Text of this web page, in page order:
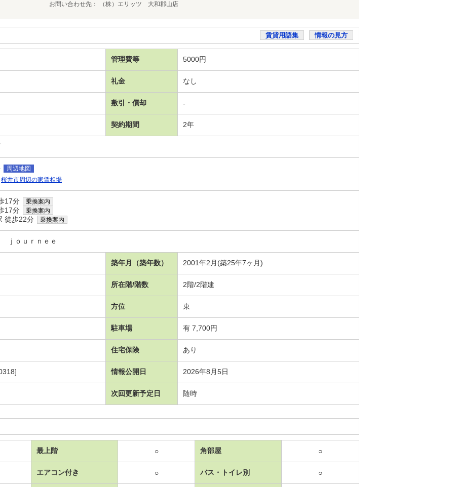
お問い合わせ先 （株）エリッツ 大和郡山店
賃貸用語集 情報の見方
管理費等 5000円
礼金 なし
敷引・償却 -
契約期間 2年
周辺地図
桜井市周辺の家賃相場
17分 乗換案内
17分 乗換案内
徒歩22分 乗換案内
ｊｏｕｒｎｅｅ
築年月（築年数） 2001年2月(築25年7ヶ月)
所在階/階数 2階/2階建
方位 東
駐車場 有 7,700円
住宅保険 あり
情報公開日 2026年8月5日
次回更新予定日 随時
最上階 ○ 角部屋 ○
エアコン付き ○ バス・トイレ別 ○